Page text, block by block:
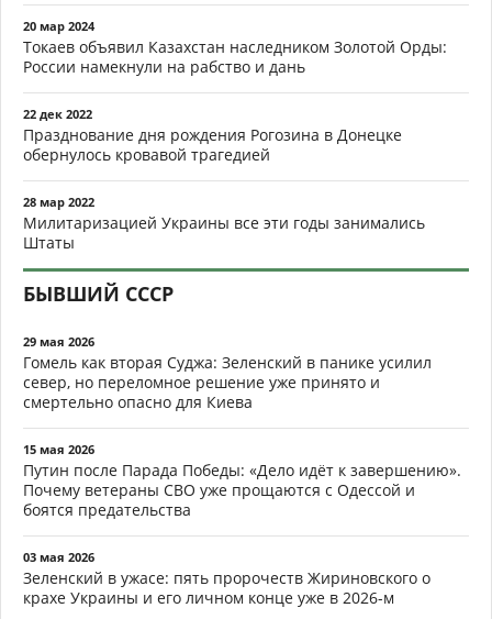
20 мар 2024
Токаев объявил Казахстан наследником Золотой Орды:
России намекнули на рабство и дань
22 дек 2022
Празднование дня рождения Рогозина в Донецке
обернулось кровавой трагедией
28 мар 2022
Милитаризацией Украины все эти годы занимались
Штаты
БЫВШИЙ СССР
29 мая 2026
Гомель как вторая Суджа: Зеленский в панике усилил
север, но переломное решение уже принято и
смертельно опасно для Киева
15 мая 2026
Путин после Парада Победы: «Дело идёт к завершению».
Почему ветераны СВО уже прощаются с Одессой и
боятся предательства
03 мая 2026
Зеленский в ужасе: пять пророчеств Жириновского о
крахе Украины и его личном конце уже в 2026-м